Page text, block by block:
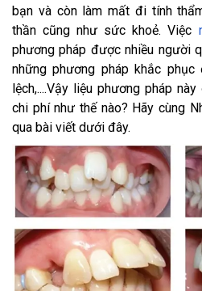
bạn và còn làm mất đi tính
thần cũng như sức khoẻ. Việc
phương pháp được nhiều người
những phương pháp khắc
lệch,....Vậy liệu phương pháp
chi phí như thế nào? Hãy cùng
qua bài viết dưới đây.